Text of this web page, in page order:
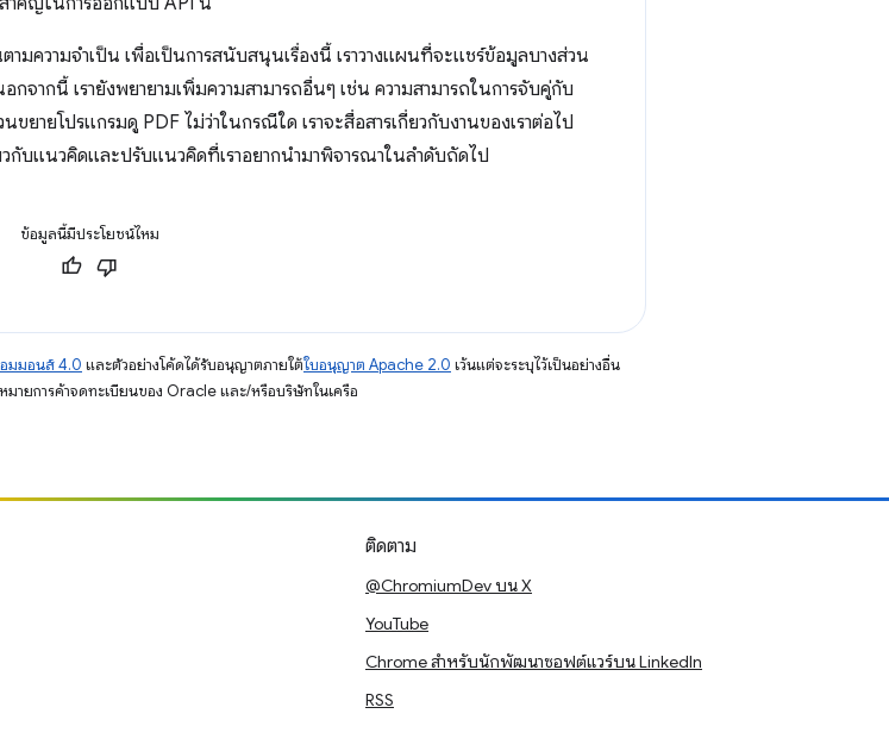
มความจําเป็น เพื่อเป็นการสนับสนุนเรื่องนี้ เราวางแผนที่จะแชร์ข้อมูลบางส่วน
จากนี้ เรายังพยายามเพิ่มความสามารถอื่นๆ เช่น ความสามารถในการจับคู่กับ
ยายโปรแกรมดู PDF ไม่ว่าในกรณีใด เราจะสื่อสารเกี่ยวกับงานของเราต่อไป
บแนวคิดและปรับแนวคิดที่เราอยากนำมาพิจารณาในลำดับถัดไป
ข้อมูลนี้มีประโยชน์ไหม
มมอนส์ 4.0 และตัวอย่างโค้ดได้รับอนุญาตภายใต้ใบอนุญาต Apache 2.0 เว้นแต่จะระบุไว้เป็นอย่างอื่น
มายการค้าจดทะเบียนของ Oracle และ/หรือบริษัทในเครือ
ติดตาม
@ChromiumDev บน X
YouTube
Chrome สำหรับนักพัฒนาซอฟต์แวร์บน LinkedIn
RSS